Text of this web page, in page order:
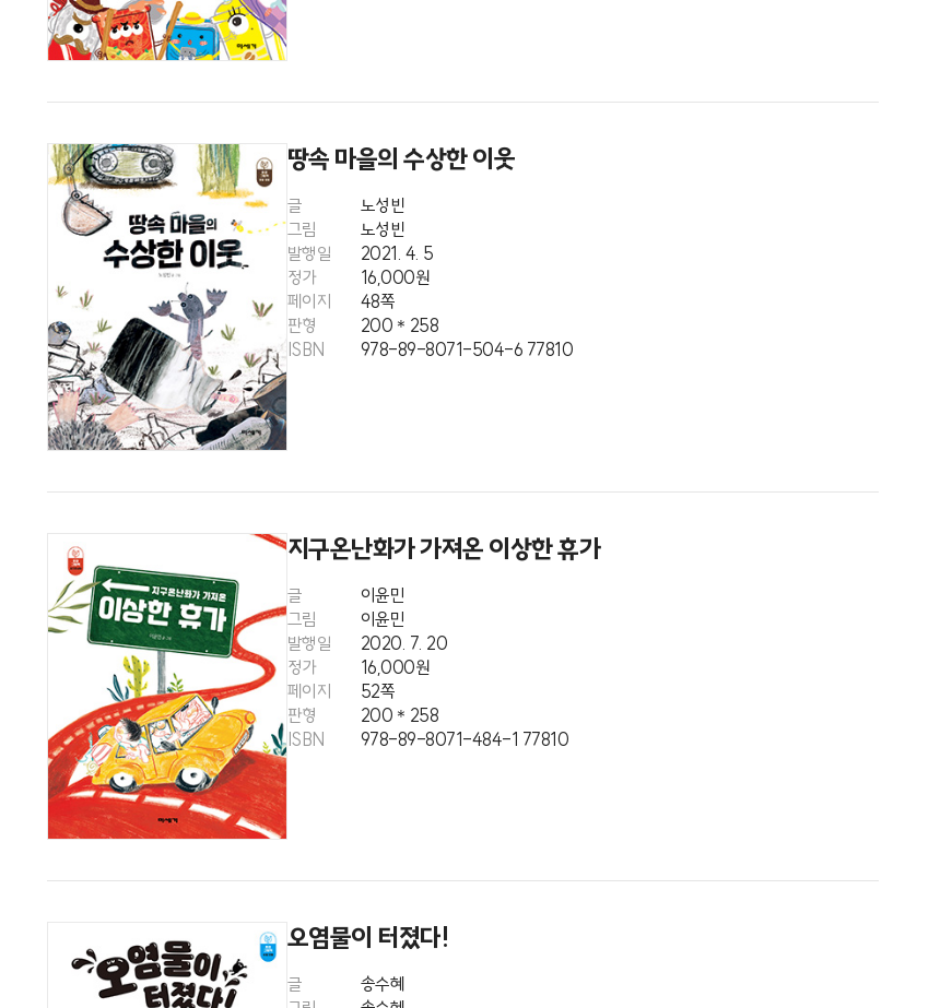
땅속 마을의 수상한 이웃
글
노성빈
그림
노성빈
발행일
2021. 4. 5
정가
16,000원
페이지
48쪽
판형
200＊258
ISBN
978-89-8071-504-6 77810
지구온난화가 가져온 이상한 휴가
글
이윤민
그림
이윤민
발행일
2020. 7. 20
정가
16,000원
페이지
52쪽
판형
200＊258
ISBN
978-89-8071-484-1 77810
오염물이 터졌다!
글
송수혜